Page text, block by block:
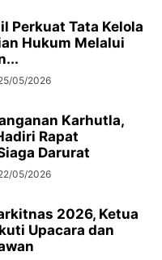
Perkuat Tata Kelola
Hukum Melalui
05/2026
Karhutla,
Rapat
Darurat
05/2026
2026, Ketua
Upacara dan